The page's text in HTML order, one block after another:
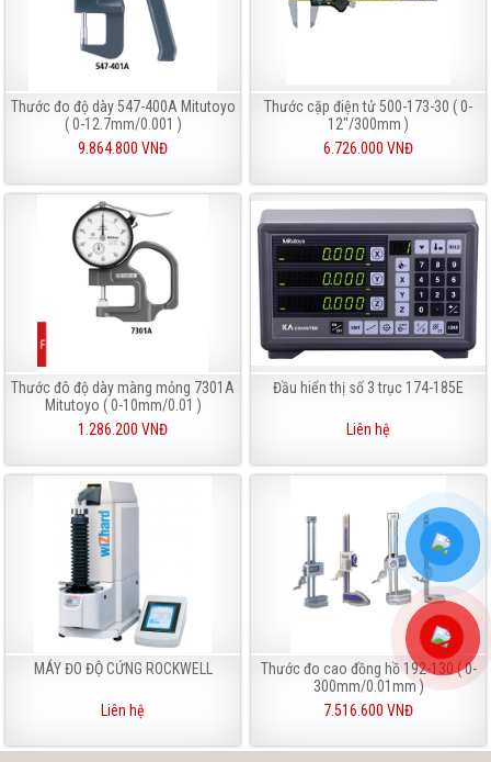
Thước đo độ dày 547-400A Mitutoyo
( 0-12.7mm/0.001 )
9.864.800 VNĐ
Thước cặp điện tử 500-173-30 ( 0-
12"/300mm )
6.726.000 VNĐ
Thước đô độ dày màng mỏng 7301A
Mitutoyo ( 0-10mm/0.01 )
1.286.200 VNĐ
Đầu hiển thị số 3 trục 174-185E
Liên hệ
MÁY ĐO ĐỘ CỨNG ROCKWELL
Liên hệ
Thước đo cao đồng hồ 192-130 ( 0-
300mm/0.01mm )
7.516.600 VNĐ